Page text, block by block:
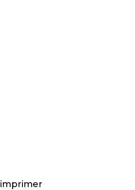
imprimer